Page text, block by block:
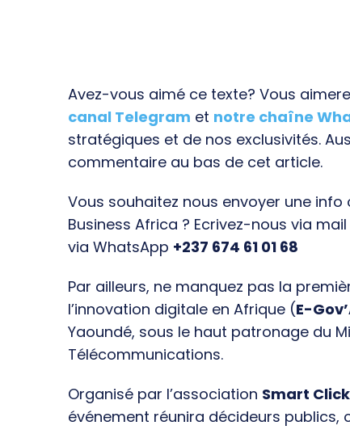
Avez-vous aimé ce texte? Vous
canal Telegram et notre chaîne
stratégiques et de nos exclusivités.
commentaire au bas de cet article.
Vous souhaitez nous envoyer une
Business Africa ? Ecrivez-nous via mail
via WhatsApp +237 674 61 01 68
Par ailleurs, ne manquez pas la
l’innovation digitale en Afrique (E-
Yaoundé, sous le haut patronage du
Télécommunications.
Organisé par l’association Smart
événement réunira décideurs